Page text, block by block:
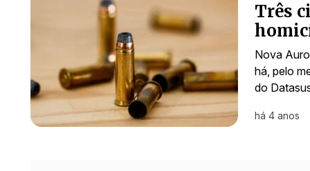
Três
Nova
há, pelo
do
há 4 anos